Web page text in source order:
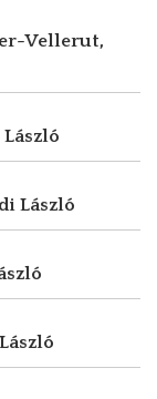
Vellerut,
László